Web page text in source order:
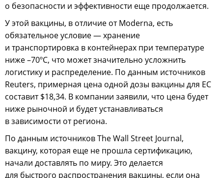
о безопасности и эффективности еще продолжается.
У этой вакцины, в отличие от Moderna, есть
обязательное условие — хранение
и транспортировка в контейнерах при температуре
ниже –70ºC, что может значительно усложнить
логистику и распределение. По данным источников
Reuters, примерная цена одной дозы вакцины для ЕС
составит $18,34. В компании заявили, что цена будет
ниже рыночной и будет устанавливаться
в зависимости от региона.
По данным источников The Wall Street Journal,
вакцину, которая еще не прошла сертификацию,
начали доставлять по миру. Это делается
для быстрого распространения вакцины, если она